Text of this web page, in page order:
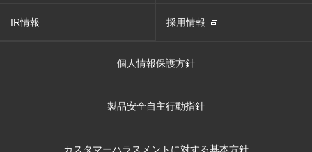
IR情報 採用情報
個人情報保護方針
製品安全自主行動指針
カスタマーハラスメントに対する基本方針